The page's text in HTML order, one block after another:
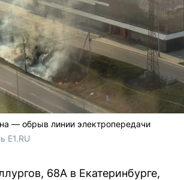
— обрыв линии электропередачи
Е1.RU
68А в Екатеринбурге,